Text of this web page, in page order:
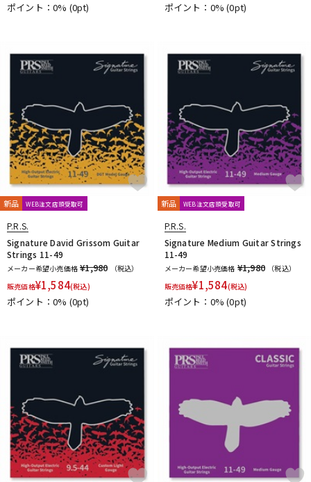
ポイント：0% (0pt) ポイント：0%(0pt)
新品 WEB注文店頭受取可
P.R.S.
Signature David Grissom Guitar
Strings 11-49
メーカー希望小売価格 ¥1,980
（税込）
販売価格¥1,584(税込)
ポイント：0% (0pt)
新品 WEB注文店頭受取可
P.R.S.
Signature Medium Guitar Strings
11-49
メーカー希望小売価格 ¥1,980
（税込）
販売価格¥1,584(税込)
ポイント：0%(0pt)